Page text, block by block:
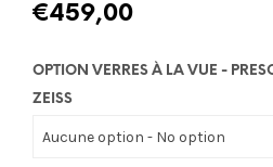
€459,00
OPTION VERRES À LA VUE -
ZEISS